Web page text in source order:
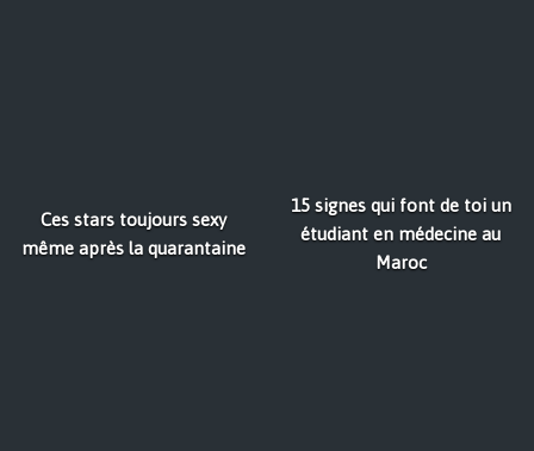
Ces stars toujours sexy
même après la quarantaine
15 signes qui font de toi un
étudiant en médecine au
Maroc